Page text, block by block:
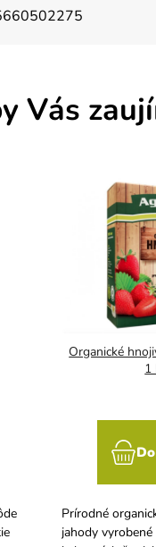
Vás
Organické
1
Prírodné
jahody vyrobené